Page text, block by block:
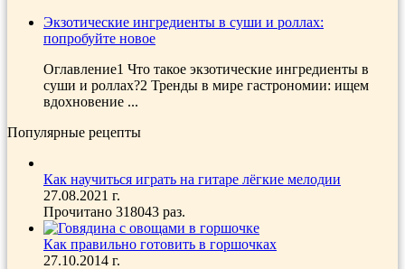
Экзотические ингредиенты в суши и роллах:
попробуйте новое
Оглавление1 Что такое экзотические ингредиенты в
суши и роллах?2 Тренды в мире гастрономии: ищем
вдохновение ...
Популярные рецепты
Как научиться играть на гитаре лёгкие мелодии
27.08.2021 г.
Прочитано 318043 раз.
Как правильно готовить в горшочках
27.10.2014 г.